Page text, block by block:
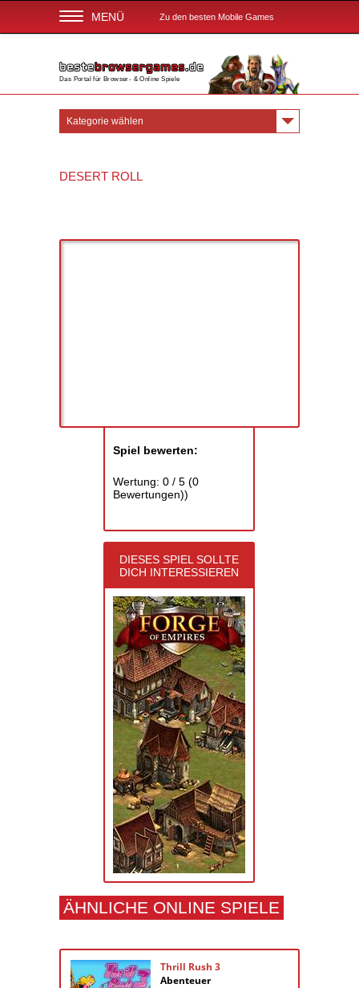
MENÜ Zu den besten Mobile Games
Das Portal für Browser- & Online Spiele
Kategorie wählen
DESERT ROLL
Spiel bewerten:
Wertung: 0 / 5 (0
Bewertungen))
DIESES SPIEL SOLLTE
DICH INTERESSIEREN
ÄHNLICHE ONLINE SPIELE
Thrill Rush 3
Abenteuer